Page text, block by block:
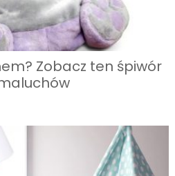
Zobacz ten śpiwór